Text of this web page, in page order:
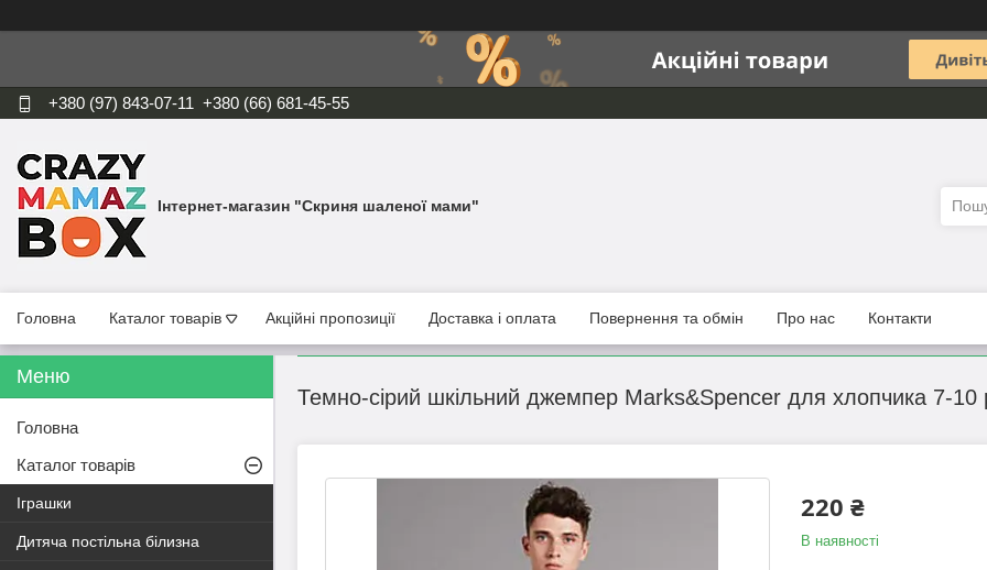
+380 (97) 843-07-11 +380 (66) 681-45-55
Інтернет-магазин "Скриня шаленої мами"
Головна Каталог товарів Акційні пропозиції Доставка і оплата Повернення та обмін Про нас Контакти
Темно-сірий шкільний джемпер Marks&Spencer для хлопчика 7-10
220 ₴
В наявності
Головна
Каталог товарів
Іграшки
Дитяча постільна білизна